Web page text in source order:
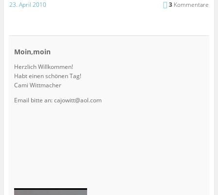
23. April 2010 3 Kommentare
Moin,moin
Herzlich Willkommen!
Habt einen schönen Tag!
Cami Wittmacher
Email bitte an: cajowitt@aol.com